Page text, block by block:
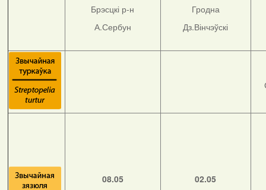
Брэсцкі р-н
А.Сербун
Гродна
Дз.Вінчэўскі
08.05
02.05